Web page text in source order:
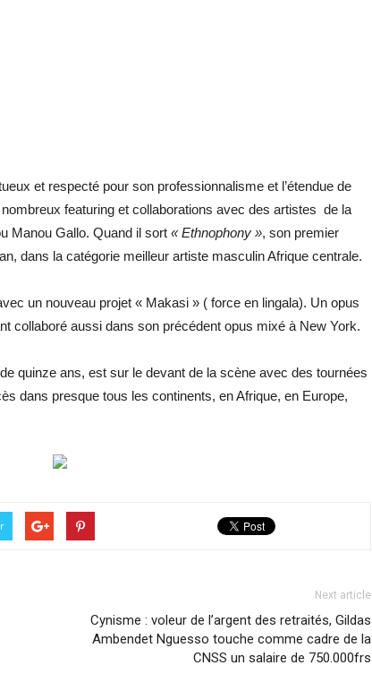
et respecté pour son professionnalisme et l’étendue de
featuring et collaborations avec des artistes de la
Manou Gallo. Quand il sort « Ethnophony », son premier
dans la catégorie meilleur artiste masculin Afrique centrale.
un nouveau projet « Makasi » ( force en lingala). Un opus
collaboré aussi dans son précédent opus mixé à New York.
quinze ans, est sur le devant de la scène avec des tournées
dans presque tous les continents, en Afrique, en Europe,
Next article
Cynisme : voleur de l’argent des retraités, Gildas
Ambendet Nguesso touche comme cadre de la
CNSS un salaire de 750.000frs